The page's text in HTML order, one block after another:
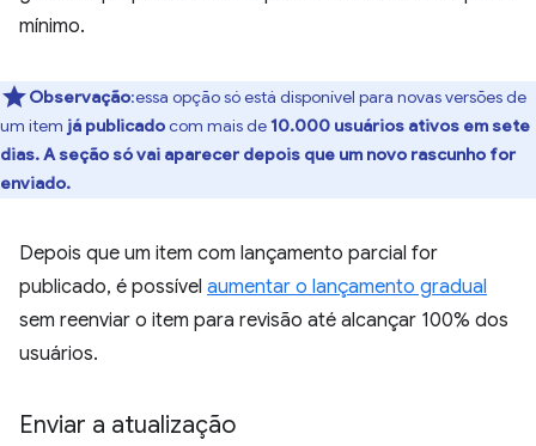
mínimo.
Observação:essa opção só está disponível para novas versões de
um item já publicadocom mais de10.000 usuários ativos em sete
dias. A seção só vai aparecer depois que um novo rascunho for
enviado.
Depois que um item com lançamento parcial for
publicado, é possível aumentar o lançamento gradual
sem reenviar o item para revisão até alcançar 100% dos
usuários.
Enviar a atualização